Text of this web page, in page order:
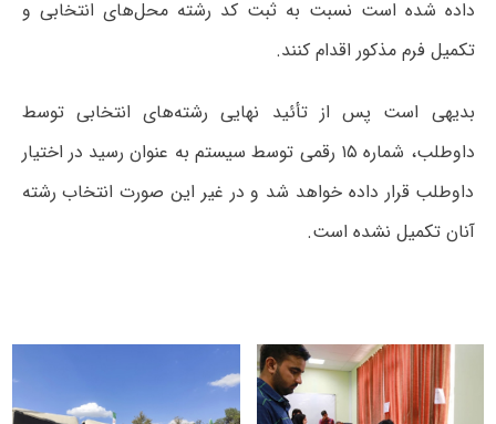
داده شده است نسبت به ثبت کد رشته محل‌های انتخابی و
تکمیل فرم مذکور اقدام کنند.
بدیهی است پس از تأئید نهایی رشته‌های انتخابی توسط
داوطلب، شماره ۱۵ رقمی توسط سیستم به عنوان رسید در اختیار
داوطلب قرار داده خواهد شد و در غیر این صورت انتخاب رشته
آنان تکمیل نشده است.